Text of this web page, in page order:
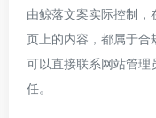
由鲸落文案实际控制
页上的内容，都属于合
可以直接联系网站管理
任。